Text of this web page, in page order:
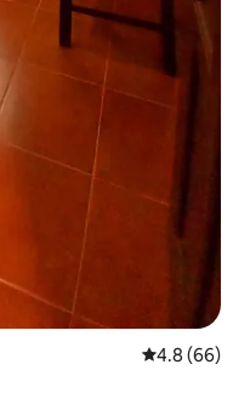
レビュー66
4.8 (66)